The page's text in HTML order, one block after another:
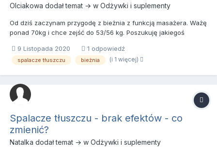
Olciakowa dodał temat → w Odżywki i suplementy
Od dziś zaczynam przygodę z bieżnia z funkcją masażera. Ważę
ponad 70kg i chce zejść do 53/56 kg. Poszukuję jakiegoś
tch kilogramów. Ograniczyłam słodycze i mega tłuste posiłki jaki i
fastfood. Dużo osób poleca mi REDOX HARDCORE bądź MEGA
9 Listopada 2020 1 odpowiedź
spalacze tłuszczu bieżnia (i 1 więcej)
Spalacze tłuszczu - brak efektów - co
zmienić?
Natalka dodał temat → w Odżywki i suplementy